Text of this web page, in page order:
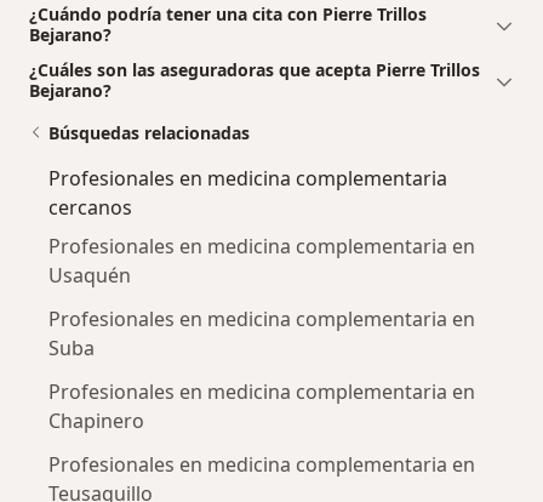
¿Cuándo podría tener una cita con Pierre Trillos
Bejarano?
¿Cuáles son las aseguradoras que acepta Pierre Trillos
Bejarano?
Búsquedas relacionadas
Profesionales en medicina complementaria
cercanos
Profesionales en medicina complementaria en
Usaquén
Profesionales en medicina complementaria en
Suba
Profesionales en medicina complementaria en
Chapinero
Profesionales en medicina complementaria en
Teusaquillo